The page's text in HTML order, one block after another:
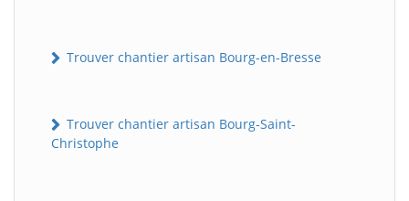
Trouver chantier artisan Bourg-en-Bresse
Trouver chantier artisan Bourg-Saint-
Christophe